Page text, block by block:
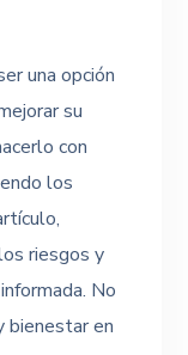
una opción
su
con
los
riesgos y
No
bienestar en